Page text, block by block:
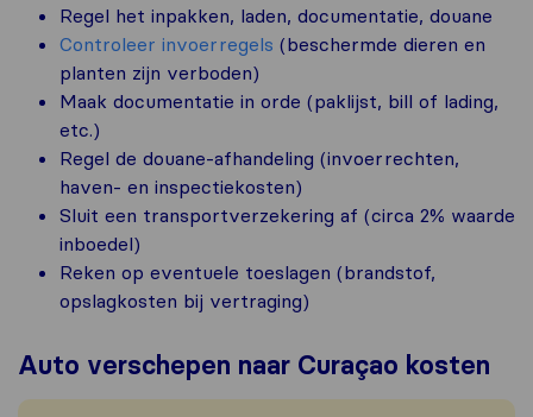
Regel het inpakken, laden, documentatie, douane
Controleer invoerregels (beschermde dieren en
planten zijn verboden)
Maak documentatie in orde (paklijst, bill of lading,
etc.)
Regel de douane-afhandeling (invoerrechten,
haven- en inspectiekosten)
Sluit een transportverzekering af (circa 2% waarde
inboedel)
Reken op eventuele toeslagen (brandstof,
opslagkosten bij vertraging)
Auto verschepen naar Curaçao kosten